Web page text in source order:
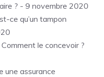
? - 9 novembre 2020
ce qu’un tampon
le concevoir ?
une assurance